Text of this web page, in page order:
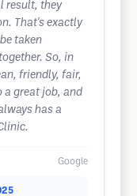
result, they
That's exactly
taken
So, in
friendly, fair,
a great job, and
has a
Google